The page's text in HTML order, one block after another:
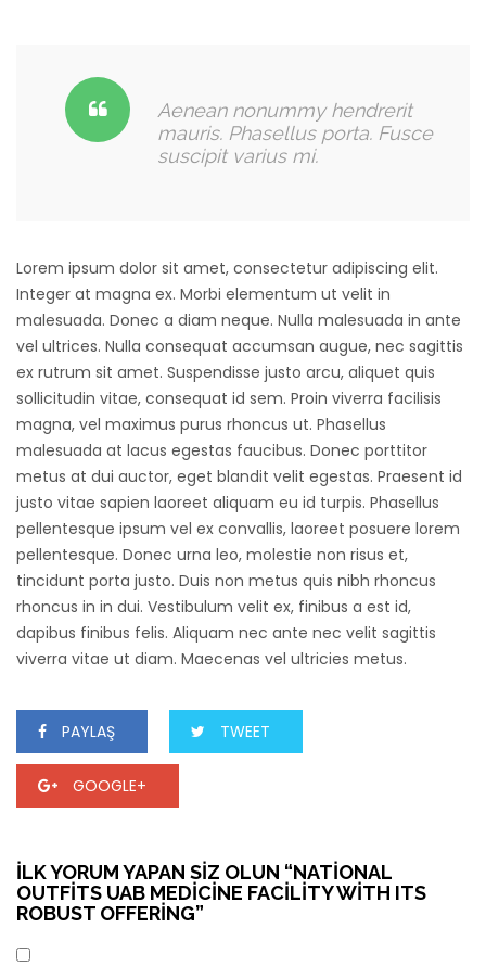
Aenean nonummy hendrerit
mauris. Phasellus porta. Fusce
suscipit varius mi.
Lorem ipsum dolor sit amet, consectetur adipiscing elit.
Integer at magna ex. Morbi elementum ut velit in
malesuada. Donec a diam neque. Nulla malesuada in ante
vel ultrices. Nulla consequat accumsan augue, nec sagittis
ex rutrum sit amet. Suspendisse justo arcu, aliquet quis
sollicitudin vitae, consequat id sem. Proin viverra facilisis
magna, vel maximus purus rhoncus ut. Phasellus
malesuada at lacus egestas faucibus. Donec porttitor
metus at dui auctor, eget blandit velit egestas. Praesent id
justo vitae sapien laoreet aliquam eu id turpis. Phasellus
pellentesque ipsum vel ex convallis, laoreet posuere lorem
pellentesque. Donec urna leo, molestie non risus et,
tincidunt porta justo. Duis non metus quis nibh rhoncus
rhoncus in in dui. Vestibulum velit ex, finibus a est id,
dapibus finibus felis. Aliquam nec ante nec velit sagittis
viverra vitae ut diam. Maecenas vel ultricies metus.
PAYLAŞ TWEET
GOOGLE+
İLK YORUM YAPAN SIZ OLUN “NATIONAL
OUTFITS UAB MEDICINE FACILITY WITH ITS
ROBUST OFFERING”